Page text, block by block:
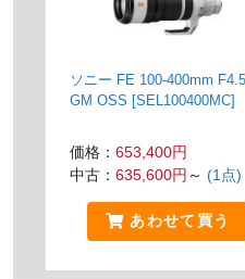
ソニー FE 100-400mm F4.5
GM OSS [SEL100400MC]
価格： 653,400円
中古： 635,600円 ～ (1点)
あわせて買う